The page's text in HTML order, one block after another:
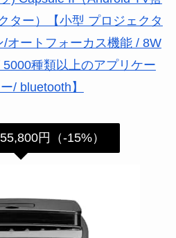
ター）【小型 プロジェクタ
オートフォーカス機能 / 8W
種類以上のアプリケー
/ bluetooth】
円（-15%）